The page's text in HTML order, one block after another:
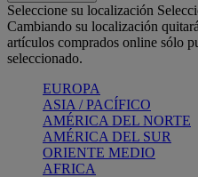
Seleccione su localización
Cambiando su localización
artículos comprados online sólo
seleccionado.
EUROPA
ASIA / PACÍFICO
AMÉRICA DEL NORTE
AMÉRICA DEL SUR
ORIENTE MEDIO
AFRICA